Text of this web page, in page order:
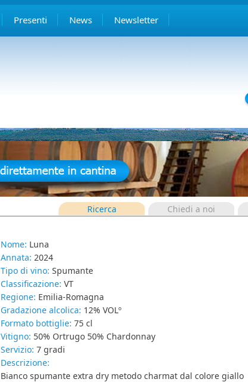
Presenti News Newsletter
Ricerca Chiedi a noi
Nome: Luna
Annata: 2024
Tipo di vino: Spumante
Classificazione: VT
Regione: Emilia-Romagna
Gradazione alcolica: 12% VOLº
Formato bottiglie: 75 cl
Vitigno: 50% Ortrugo 50% Chardonnay
Servizio: 7 gradi
Descrizione:
Bianco spumante extra dry metodo charmat dal colore giallo